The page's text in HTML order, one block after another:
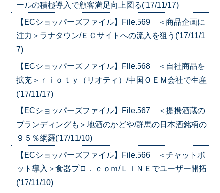
ールの積極導入で顧客満足向上図る('17/11/17)
【ECショッパーズファイル】File.569 ＜商品企画に
注力＞ラナタウン/ＥＣサイトへの流入を狙う('17/11/1
7)
【ECショッパーズファイル】File.568 ＜自社商品を
拡充＞ｒｉｏｔｙ（リオティ）/中国ＯＥＭ会社で生産
('17/11/17)
【ECショッパーズファイル】File.567 ＜提携酒蔵の
ブランディングも＞地酒のかどや/群馬の日本酒銘柄の
９５％網羅('17/11/10)
【ECショッパーズファイル】File.566 ＜チャットボ
ット導入＞食器プロ．ｃｏｍ/ＬＩＮＥでユーザー開拓
('17/11/10)